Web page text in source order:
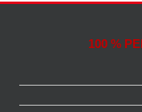
100 %